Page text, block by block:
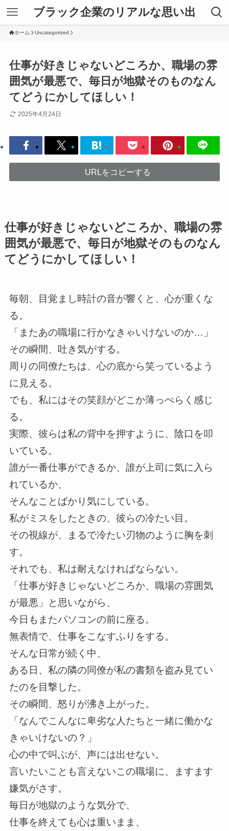
ブラック企業のリアルな思い出
ホーム Uncategorized
仕事が好きじゃないどころか、職場の雰
囲気が最悪で、毎日が地獄そのものなん
てどうにかしてほしい！
2025年4月24日
URLをコピーする
仕事が好きじゃないどころか、職場の雰
囲気が最悪で、毎日が地獄そのものなん
てどうにかしてほしい！
毎朝、目覚まし時計の音が響くと、心が重くな
る。
「またあの職場に行かなきゃいけないのか…」
その瞬間、吐き気がする。
周りの同僚たちは、心の底から笑っているよう
に見える。
でも、私にはその笑顔がどこか薄っぺらく感じ
る。
実際、彼らは私の背中を押すように、陰口を叩
いている。
誰が一番仕事ができるか、誰が上司に気に入ら
れているか、
そんなことばかり気にしている。
私がミスをしたときの、彼らの冷たい目。
その視線が、まるで冷たい刃物のように胸を刺
す。
それでも、私は耐えなければならない。
「仕事が好きじゃないどころか、職場の雰囲気
が最悪」と思いながら、
今日もまたパソコンの前に座る。
無表情で、仕事をこなすふりをする。
そんな日常が続く中、
ある日、私の隣の同僚が私の書類を盗み見てい
たのを目撃した。
その瞬間、怒りが沸き上がった。
「なんでこんなに卑劣な人たちと一緒に働かな
きゃいけないの？」
心の中で叫ぶが、声には出せない。
言いたいことも言えないこの職場に、ますます
嫌気がさす。
毎日が地獄のような気分で、
仕事を終えても心は重いまま、